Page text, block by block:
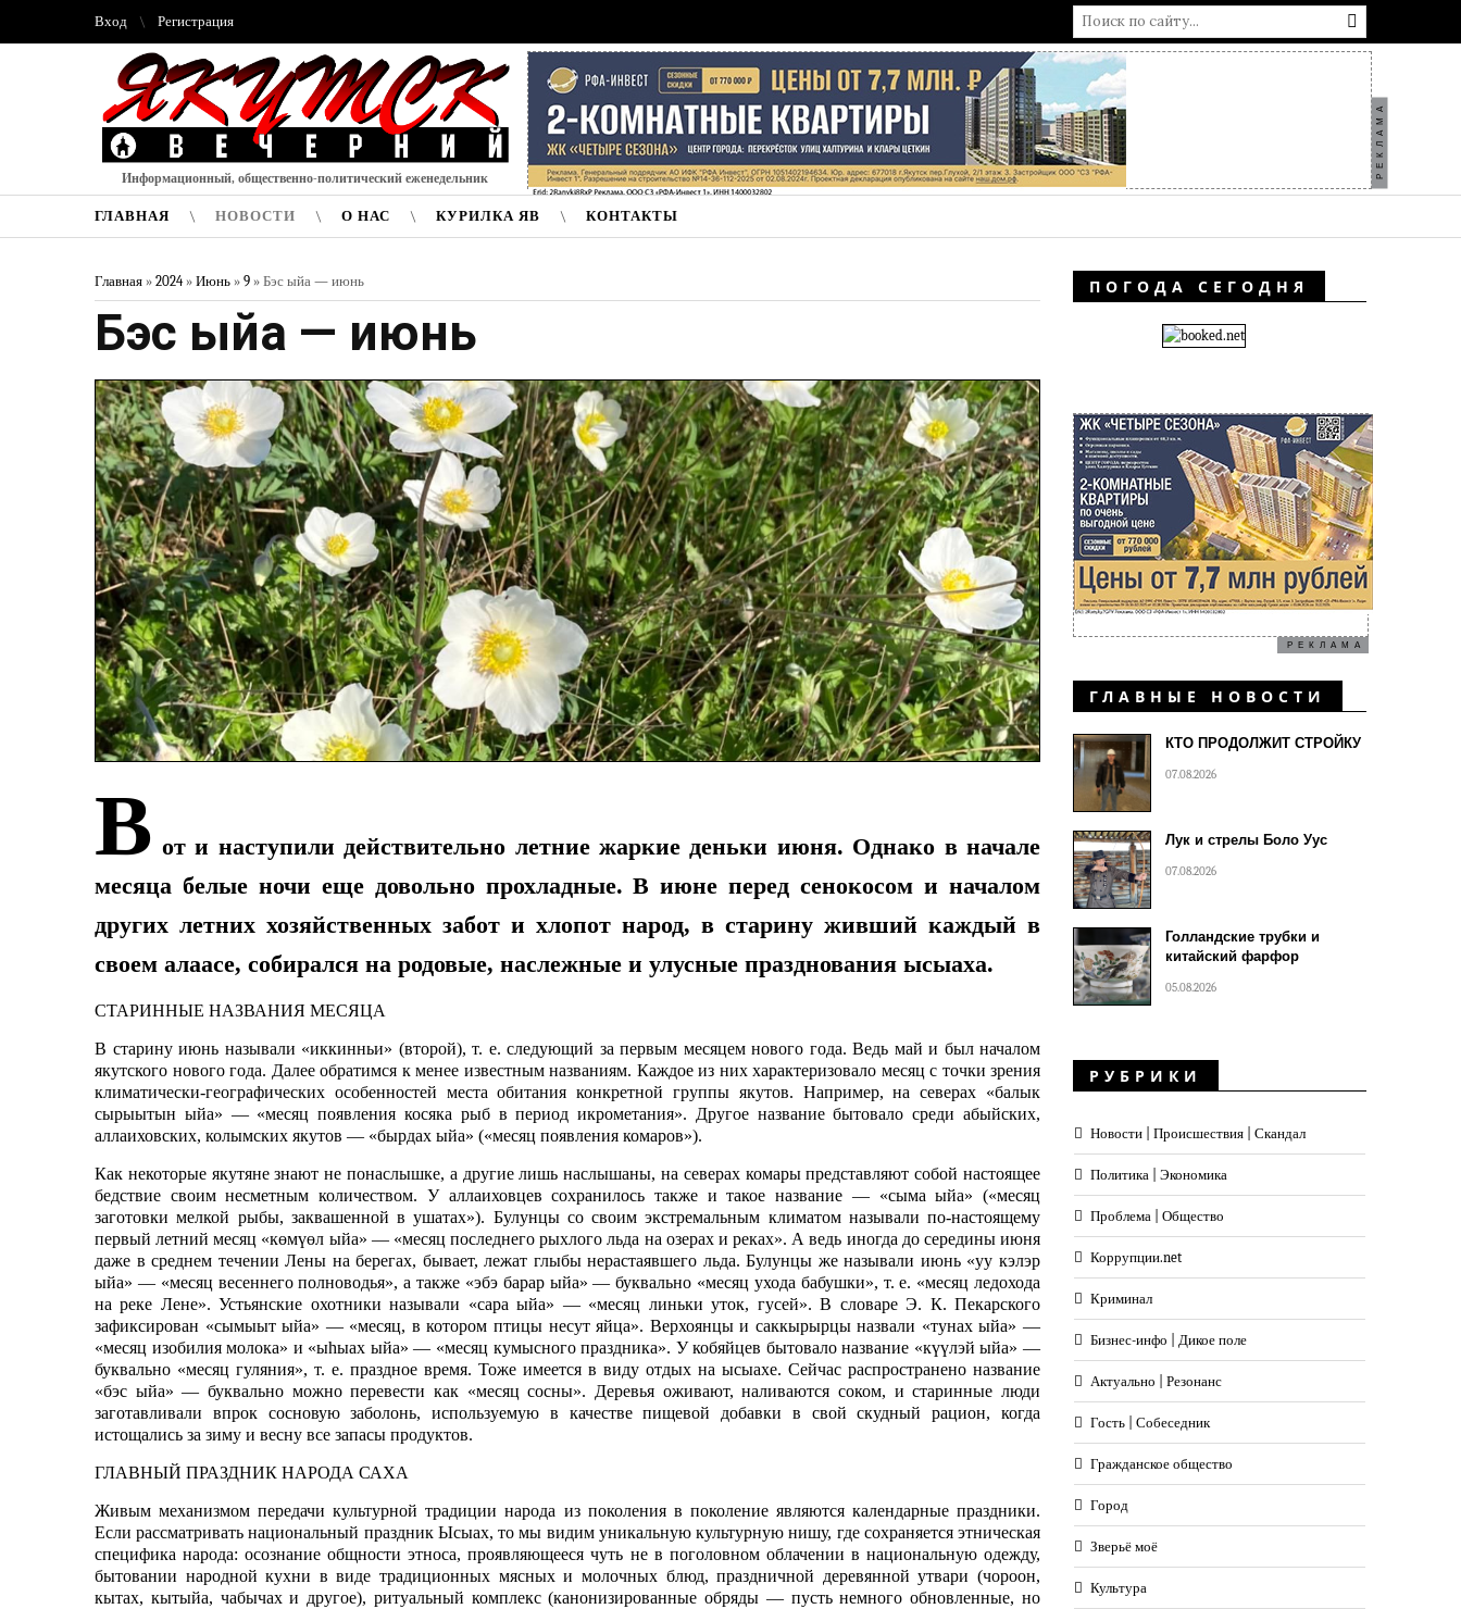
Вход Регистрация
Информационный, общественно-политический еженедельник РЕКЛАМА
ГЛАВНАЯ НОВОСТИ О НАС КУРИЛКА ЯВ КОНТАКТЫ
Главная » 2024 » Июнь » 9 » Бэс ыйа — июнь
Бэс ыйа — июнь
В от и наступили действительно летние жаркие деньки июня. Однако в начале
месяца белые ночи еще довольно прохладные. В июне перед сенокосом и началом
других летних хозяйственных забот и хлопот народ, в старину живший каждый в
своем алаасе, собирался на родовые, наслежные и улусные празднования ысыаха.
СТАРИННЫЕ НАЗВАНИЯ МЕСЯЦА
В старину июнь называли «иккинньи» (второй), т. е. следующий за первым месяцем нового года. Ведь май и был началом
якутского нового года. Далее обратимся к менее известным названиям. Каждое из них характеризовало месяц с точки зрения
климатически-географических особенностей места обитания конкретной группы якутов. Например, на северах «балык
сырыытын ыйа» — «месяц появления косяка рыб в период икрометания». Другое название бытовало среди абыйских,
аллаиховских, колымских якутов — «бырдах ыйа» («месяц появления комаров»).
Как некоторые якутяне знают не понаслышке, а другие лишь наслышаны, на северах комары представляют собой настоящее
бедствие своим несметным количеством. У аллаиховцев сохранилось также и такое название — «сыма ыйа» («месяц
заготовки мелкой рыбы, заквашенной в ушатах»). Булунцы со своим экстремальным климатом называли по-настоящему
первый летний месяц «көмүөл ыйа» — «месяц последнего рыхлого льда на озерах и реках». А ведь иногда до середины июня
даже в среднем течении Лены на берегах, бывает, лежат глыбы нерастаявшего льда. Булунцы же называли июнь «уу кэлэр
ыйа» — «месяц весеннего полноводья», а также «эбэ барар ыйа» — буквально «месяц ухода бабушки», т. е. «месяц ледохода
на реке Лене». Устьянские охотники называли «сара ыйа» — «месяц линьки уток, гусей». В словаре Э. К. Пекарского
зафиксирован «сымыыт ыйа» — «месяц, в котором птицы несут яйца». Верхоянцы и саккырырцы назвали «тунах ыйа» —
«месяц изобилия молока» и «ыһыах ыйа» — «месяц кумысного праздника». У кобяйцев бытовало название «күүлэй ыйа» —
буквально «месяц гуляния», т. е. праздное время. Тоже имеется в виду отдых на ысыахе. Сейчас распространено название
«бэс ыйа» — буквально можно перевести как «месяц сосны». Деревья оживают, наливаются соком, и старинные люди
заготавливали впрок сосновую заболонь, используемую в качестве пищевой добавки в свой скудный рацион, когда
истощались за зиму и весну все запасы продуктов.
ГЛАВНЫЙ ПРАЗДНИК НАРОДА САХА
Живым механизмом передачи культурной традиции народа из поколения в поколение являются календарные праздники.
Если рассматривать национальный праздник Ысыах, то мы видим уникальную культурную нишу, где сохраняется этническая
специфика народа: осознание общности этноса, проявляющееся чуть не в поголовном облачении в национальную одежду,
бытовании народной кухни в виде традиционных мясных и молочных блюд, праздничной деревянной утвари (чороон,
кытах, кытыйа, чабычах и другое), ритуальный комплекс (канонизированные обряды — пусть немного обновленные, но
ПОГОДА СЕГОДНЯ
РЕКЛАМА
ГЛАВНЫЕ НОВОСТИ
КТО ПРОДОЛЖИТ СТРОЙКУ
07.08.2026
Лук и стрелы Боло Уус
07.08.2026
Голландские трубки и
китайский фарфор
05.08.2026
РУБРИКИ
Новости | Происшествия | Скандал
Политика | Экономика
Проблема | Общество
Коррупции.net
Криминал
Бизнес-инфо | Дикое поле
Актуально | Резонанс
Гость | Собеседник
Гражданское общество
Город
Зверьё моё
Культура